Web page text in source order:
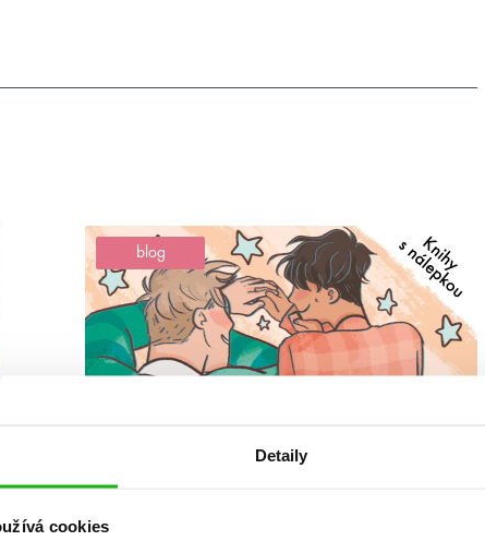
Detaily
cookies
blog
Knihy s nálepkou… LGBT, tabu,